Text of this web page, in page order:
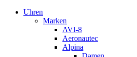
Uhren
Marken
AVI-8
Aeronautec
Alpina